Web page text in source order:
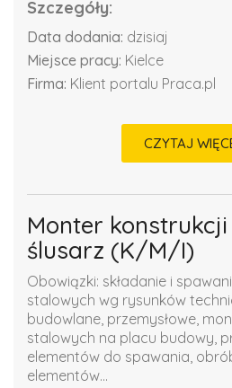
Szczegóły:
Data dodania: dzisiaj
Miejsce pracy: Kielce
Firma: Klient portalu Praca.pl
CZYTAJ
Monter
ślusarz (K/M/I)
Obowiązki: składanie i
stalowych wg rysunków
budowlane, przemysłowe,
stalowych na placu budowy,
elementów do spawania,
elementów...